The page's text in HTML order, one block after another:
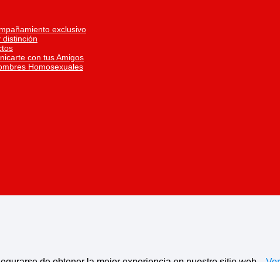
exclusivo
distinción
con tus Amigos
Homosexuales